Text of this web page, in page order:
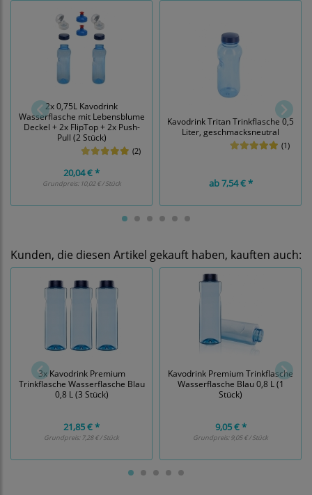
2x 0,75L Kavodrink
Wasserflasche mit Lebensblume
Deckel + 2x FlipTop + 2x Push-
Pull (2 Stück)
(2)
20,04 € *
Grundpreis: 10,02 € / Stück
Kavodrink Tritan Trinkflasche 0,5
Liter, geschmacksneutral
(1)
ab7,54 € *
Kunden, die diesen Artikel gekauft haben, kauften auch:
3x Kavodrink Premium
Trinkflasche Wasserflasche Blau
0,8 L (3 Stück)
21,85 € *
Grundpreis: 7,28 € / Stück
Kavodrink Premium Trinkflasche
Wasserflasche Blau 0,8 L (1
Stück)
9,05 € *
Grundpreis:9,05 € / Stück